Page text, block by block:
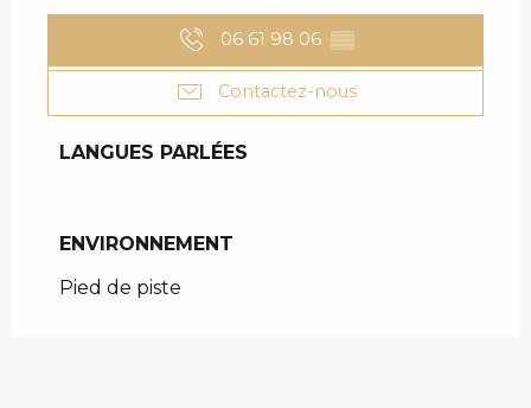
06 61 98 06 ▒▒
Contactez-nous
LANGUES PARLÉES
LANGUES PARLÉES
ENVIRONNEMENT
ENVIRONNEMENT
Pied de piste